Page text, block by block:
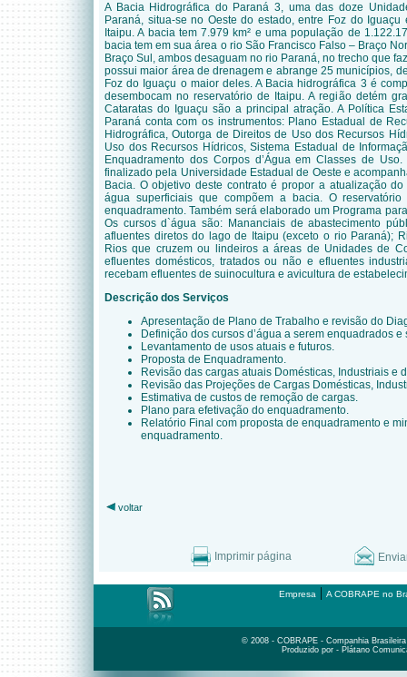
A Bacia Hidrográfica do Paraná 3, uma das doze
Paraná, situa-se no Oeste do estado, entre Foz do
Itaipu. A bacia tem 7.979 km² e uma população de
bacia tem em sua área o rio São Francisco Falso – Braço
Braço Sul, ambos desaguam no rio Paraná, no trecho que
possui maior área de drenagem e abrange 25 municípios,
Foz do Iguaçu o maior deles. A Bacia hidrográfica 3 é
desembocam no reservatório de Itaipu. A região detém
Cataratas do Iguaçu são a principal atração. A Política
Paraná conta com os instrumentos: Plano Estadual de
Hidrográfica, Outorga de Direitos de Uso dos Recursos
Uso dos Recursos Hídricos, Sistema Estadual de
Enquadramento dos Corpos d’Água em Classes de
finalizado pela Universidade Estadual de Oeste e
Bacia. O objetivo deste contrato é propor a atualização
água superficiais que compõem a bacia. O
enquadramento. Também será elaborado um Programa
Os cursos d`água são: Mananciais de abastecimento
afluentes diretos do lago de Itaipu (exceto o rio Paraná);
Rios que cruzem ou lindeiros a áreas de Unidades de
efluentes domésticos, tratados ou não e efluentes
recebam efluentes de suinocultura e avicultura de
Descrição dos Serviços
Apresentação de Plano de Trabalho e revisão do
Definição dos cursos d’água a serem enquadrados
Levantamento de usos atuais e futuros.
Proposta de Enquadramento.
Revisão das cargas atuais Domésticas, Industriais e
Revisão das Projeções de Cargas Domésticas,
Estimativa de custos de remoção de cargas.
Plano para efetivação do enquadramento.
Relatório Final com proposta de enquadramento e
enquadramento.
voltar
Imprimir página
Empresa | A COBRAPE no
© 2008 - COBRAPE - Companhia
Produzido por - Plátano